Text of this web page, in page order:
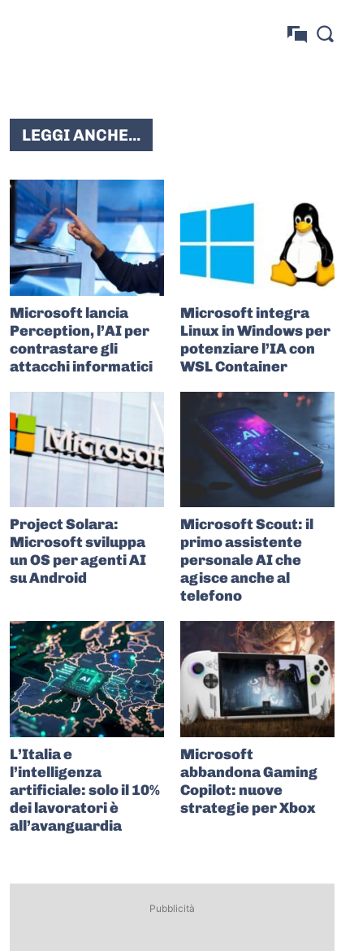
LEGGI ANCHE...
Microsoft lancia
Perception, l’AI per
contrastare gli
attacchi informatici
Microsoft integra
Linux in Windows per
potenziare l’IA con
WSL Container
Project Solara:
Microsoft sviluppa
un OS per agenti AI
su Android
Microsoft Scout: il
primo assistente
personale AI che
agisce anche al
telefono
L’Italia e
l’intelligenza
artificiale: solo il 10%
dei lavoratori è
all’avanguardia
Microsoft
abbandona Gaming
Copilot: nuove
strategie per Xbox
Pubblicità